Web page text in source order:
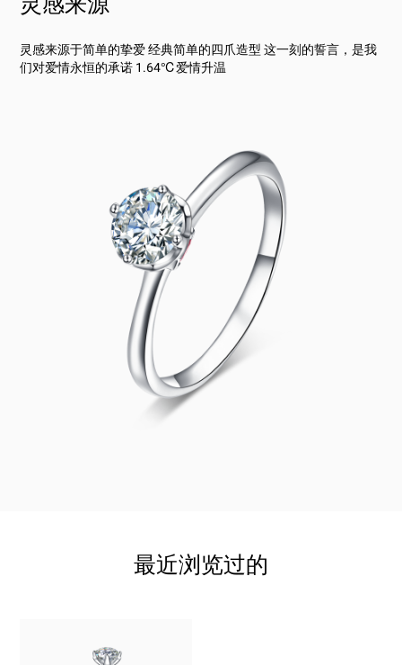
灵感来源于简单的挚爱 经典简单的四爪造型 这一刻的誓言，是我
们对爱情永恒的承诺 1.64℃爱情升温
最近浏览过的